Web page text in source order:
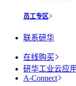
员工专区
联系研华
在线购买
研华工业云应
A-Connect